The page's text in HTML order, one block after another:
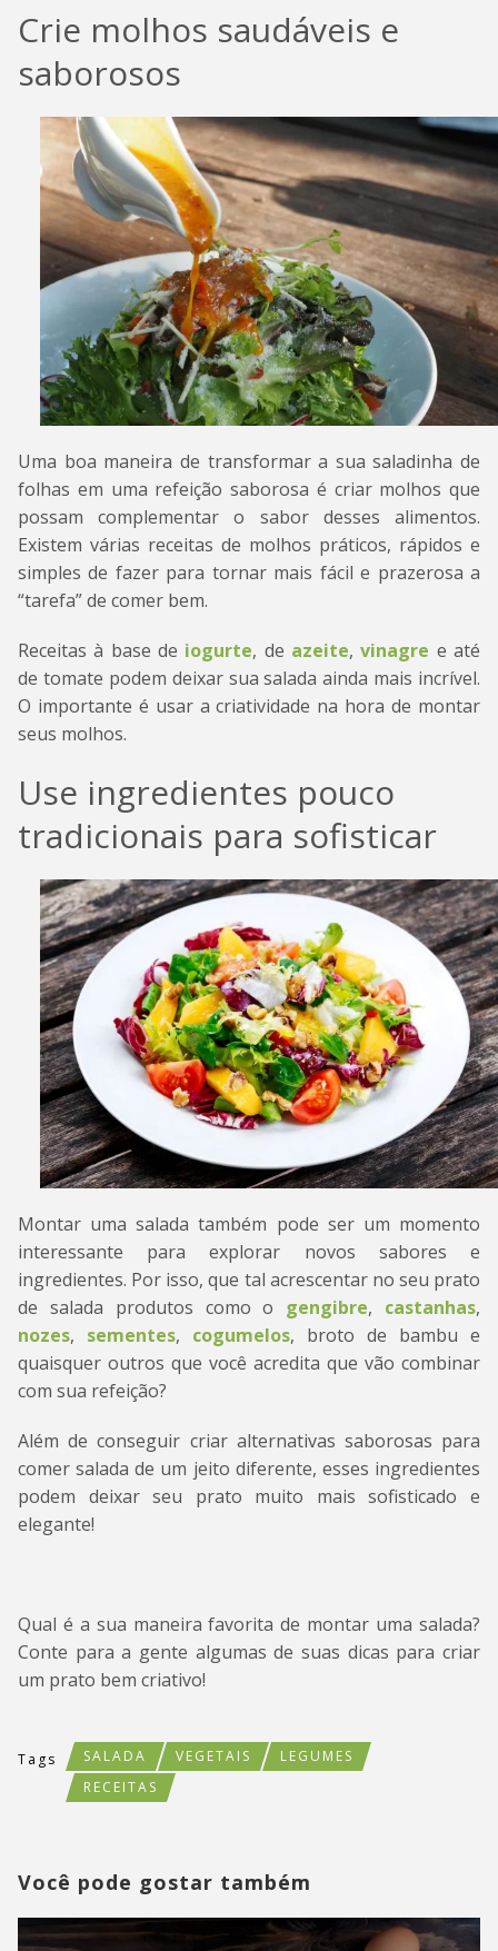
Crie molhos saudáveis e
saborosos
Uma boa maneira de transformar a sua saladinha de
folhas em uma refeição saborosa é criar molhos que
possam complementar o sabor desses alimentos.
Existem várias receitas de molhos práticos, rápidos e
simples de fazer para tornar mais fácil e prazerosa a
“tarefa” de comer bem.
Receitas à base de iogurte, de azeite,vinagre e até
de tomate podem deixar sua salada ainda mais incrível.
O importante é usar a criatividade na hora de montar
seus molhos.
Use ingredientes pouco
tradicionais para sofisticar
Montar uma salada também pode ser um momento
interessante para explorar novos sabores e
ingredientes. Por isso, que tal acrescentar no seu prato
de salada produtos como o gengibre, castanhas,
nozes, sementes, cogumelos, broto de bambu e
quaisquer outros que você acredita que vão combinar
com sua refeição?
Além de conseguir criar alternativas saborosas para
comer salada de um jeito diferente, esses ingredientes
podem deixar seu prato muito mais sofisticado e
elegante!
Qual é a sua maneira favorita de montar uma salada?
Conte para a gente algumas de suas dicas para criar
um prato bem criativo!
Tags SALADA VEGETAIS
LEGUMES
RECEITAS
Você pode gostar também